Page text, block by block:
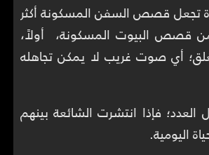
تجعل قصص السفن المسكونة أكثر
من قصص البيوت المسكونة، أولاً،
أي صوت غريب لا يمكن تجاهله
العدد؛ فإذا انتشرت الشائعة بينهم
اليومية.